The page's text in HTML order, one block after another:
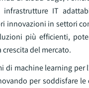
IT
innovazioni in settori
più efficienti,
del mercato.
di machine learning per
per soddisfare le